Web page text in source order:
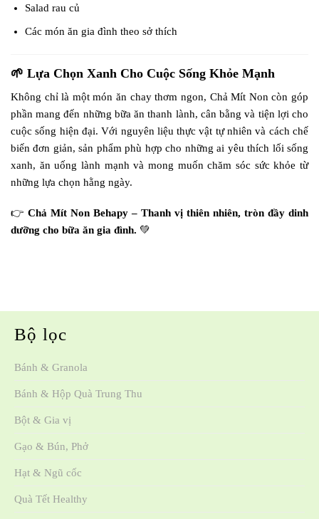
Salad rau củ
Các món ăn gia đình theo sở thích
🌱 Lựa Chọn Xanh Cho Cuộc Sống Khỏe Mạnh
Không chỉ là một món ăn chay thơm ngon, Chả Mít Non còn góp
phần mang đến những bữa ăn thanh lành, cân bằng và tiện lợi cho
cuộc sống hiện đại. Với nguyên liệu thực vật tự nhiên và cách chế
biến đơn giản, sản phẩm phù hợp cho những ai yêu thích lối sống
xanh, ăn uống lành mạnh và mong muốn chăm sóc sức khỏe từ
những lựa chọn hằng ngày.
👉 Chả Mít Non Behapy – Thanh vị thiên nhiên, tròn đầy dinh
dưỡng cho bữa ăn gia đình. 💚
Bộ lọc
Bánh & Granola
Bánh & Hộp Quà Trung Thu
Bột & Gia vị
Gạo & Bún, Phở
Hạt & Ngũ cốc
Quà Tết Healthy